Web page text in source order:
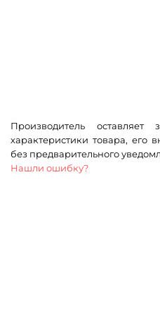
Производитель
характеристики товара, его
без предварительного
Нашли ошибку?